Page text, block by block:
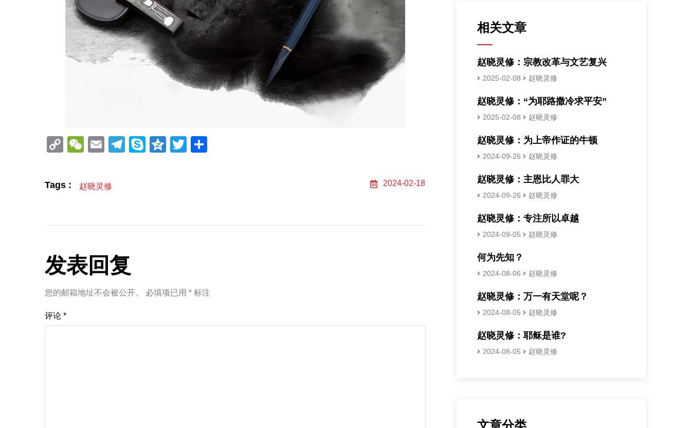
CopyWeChat
EmailTelegram
SkypeQzoneTwitter
Tags : 赵晓灵修 2024-02-18
发表回复
您的邮箱地址不会被公开。 必填项已用 * 标注
评论 *
相关文章
赵晓灵修：宗教改革与文艺复兴
2025-02-08 赵晓灵修
赵晓灵修：“为耶路撒冷求平安”
2025-02-08 赵晓灵修
赵晓灵修：为上帝作证的牛顿
2024-09-26 赵晓灵修
赵晓灵修：主恩比人罪大
2024-09-26 赵晓灵修
赵晓灵修：专注所以卓越
2024-09-05 赵晓灵修
何为先知？
2024-08-06 赵晓灵修
赵晓灵修：万一有天堂呢？
2024-08-05 赵晓灵修
赵晓灵修：耶稣是谁?
2024-08-05 赵晓灵修
文章分类